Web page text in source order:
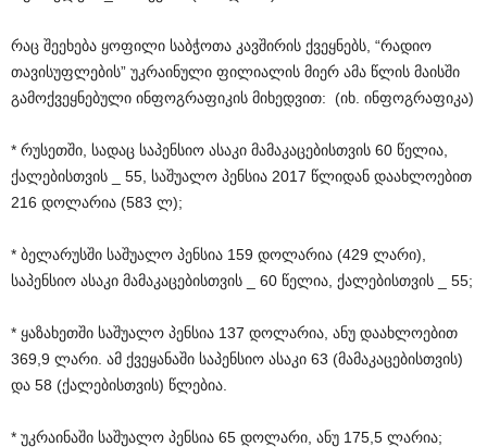
რაც შეეხება ყოფილი საბჭოთა კავშირის ქვეყნებს, “რადიო
თავისუფლების” უკრაინული ფილიალის მიერ ამა წლის მაისში
გამოქვეყნებული ინფოგრაფიკის მიხედვით: (იხ. ინფოგრაფიკა)
* რუსეთში, სადაც საპენსიო ასაკი მამაკაცებისთვის 60 წელია,
ქალებისთვის _ 55, საშუალო პენსია 2017 წლიდან დაახლოებით
216 დოლარია (583 ლ);
* ბელარუსში საშუალო პენსია 159 დოლარია (429 ლარი),
საპენსიო ასაკი მამაკაცებისთვის _ 60 წელია, ქალებისთვის _ 55;
* ყაზახეთში საშუალო პენსია 137 დოლარია, ანუ დაახლოებით
369,9 ლარი. ამ ქვეყანაში საპენსიო ასაკი 63 (მამაკაცებისთვის)
და 58 (ქალებისთვის) წლებია.
* უკრაინაში საშუალო პენსია 65 დოლარი, ანუ 175,5 ლარია;